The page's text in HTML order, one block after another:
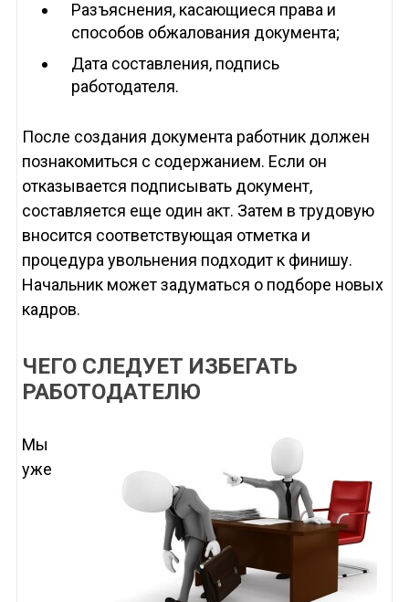
Разъяснения, касающиеся права и
способов обжалования документа;
Дата составления, подпись
работодателя.
После создания документа работник должен
познакомиться с содержанием. Если он
отказывается подписывать документ,
составляется еще один акт. Затем в трудовую
вносится соответствующая отметка и
процедура увольнения подходит к финишу.
Начальник может задуматься о подборе новых
кадров.
ЧЕГО СЛЕДУЕТ ИЗБЕГАТЬ
РАБОТОДАТЕЛЮ
Мы
уже